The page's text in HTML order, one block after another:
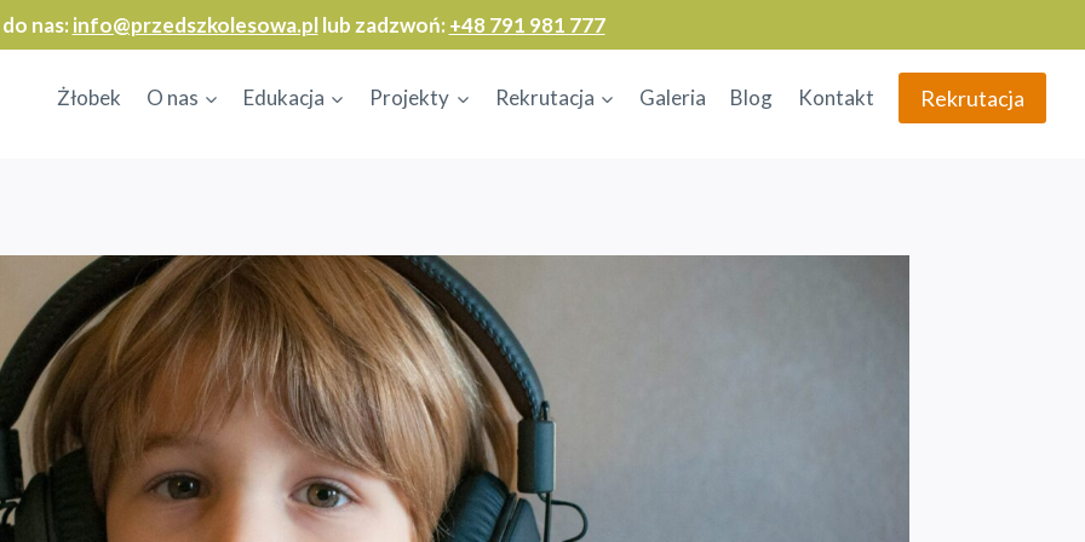
nas: info@przedszkolesowa.pllub zadzwoń: +48 791 981 777
Żłobek O nas Edukacja Projekty Rekrutacja Galeria Blog Kontakt Rekrutacja